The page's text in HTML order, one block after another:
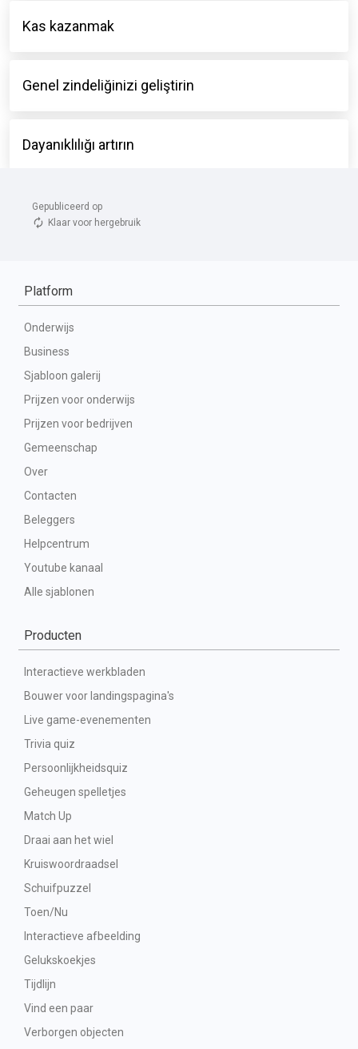
Gepubliceerd op
Klaar voor hergebruik
Platform
Onderwijs
Business
Sjabloon galerij
Prijzen voor onderwijs
Prijzen voor bedrijven
Gemeenschap
Over
Contacten
Beleggers
Helpcentrum
Youtube kanaal
Alle sjablonen
Producten
Interactieve werkbladen
Bouwer voor landingspagina's
Live game-evenementen
Trivia quiz
Persoonlijkheidsquiz
Geheugen spelletjes
Match Up
Draai aan het wiel
Kruiswoordraadsel
Schuifpuzzel
Toen/Nu
Interactieve afbeelding
Gelukskoekjes
Tijdlijn
Vind een paar
Verborgen objecten